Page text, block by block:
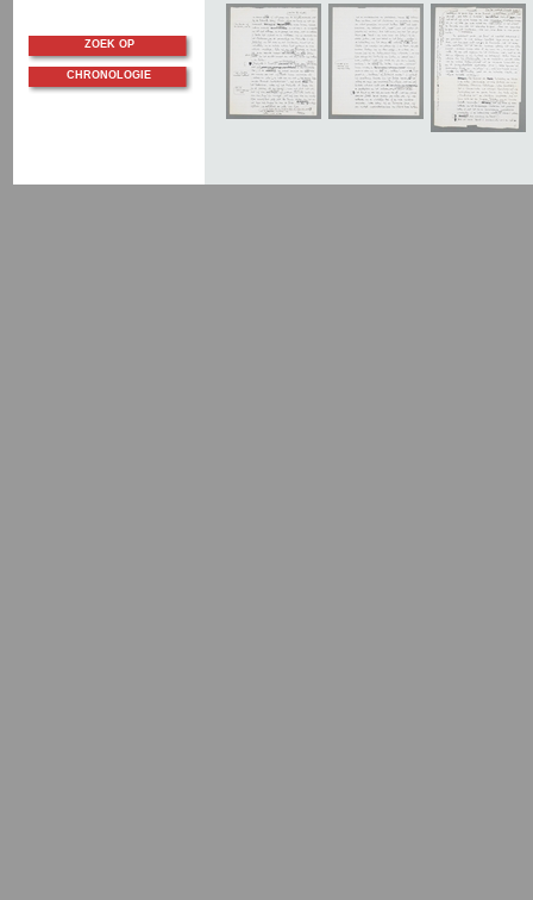
ZOEK OP
CHRONOLOGIE